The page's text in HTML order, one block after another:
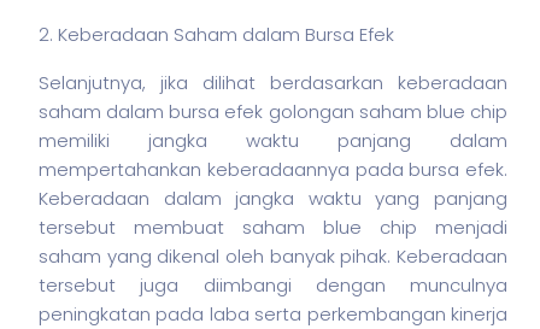
2. Keberadaan Saham dalam Bursa Efek
Selanjutnya, jika dilihat berdasarkan keberadaan
saham dalam bursa efek golongan saham blue chip
memiliki jangka waktu panjang dalam
mempertahankan keberadaannya pada bursa efek.
Keberadaan dalam jangka waktu yang panjang
tersebut membuat saham blue chip menjadi
saham yang dikenal oleh banyak pihak. Keberadaan
tersebut juga diimbangi dengan munculnya
peningkatan pada laba serta perkembangan kinerja